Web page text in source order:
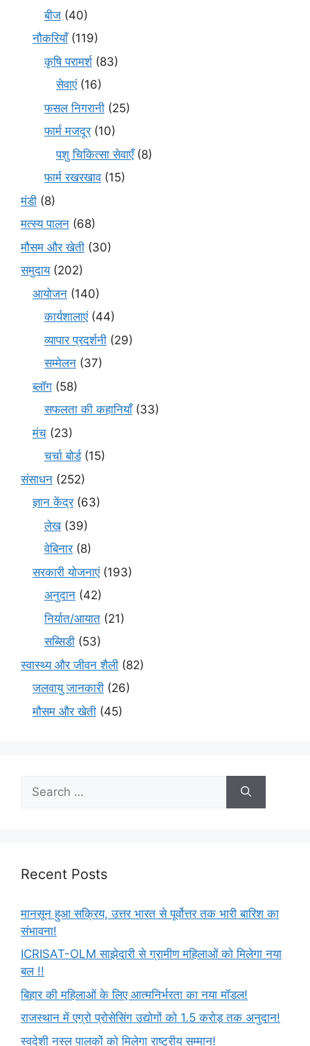
बीज (40)
नौकरियाँ(119)
कृषि परामर्श(83)
सेवाएं(16)
फसल निगरानी (25)
फार्म मजदूर(10)
पशु चिकित्सा सेवाएँ(8)
फार्म रखरखाव(15)
मंडी (8)
मत्स्य पालन (68)
मौसम और खेती (30)
समुदाय(202)
आयोजन (140)
कार्यशालाएं(44)
व्यापार प्रदर्शनी (29)
सम्मेलन (37)
ब्लॉग (58)
सफलता की कहानियाँ(33)
मंच (23)
चर्चा बोर्ड(15)
संसाधन (252)
ज्ञान केंद्र(63)
लेख(39)
वेबिनार(8)
सरकारी योजनाएं(193)
अनुदान (42)
निर्यात/आयात (21)
सब्सिडी (53)
स्वास्थ्य और जीवन शैली (82)
जलवायु जानकारी (26)
मौसम और खेती (45)
Recent Posts
मानसून हुआ सक्रिय, उत्तर भारत से पूर्वोत्तर तक भारी बारिश का
संभावना!
ICRISAT-OLM साझेदारी से ग्रामीण महिलाओं को मिलेगा नया
बल !!
बिहार की महिलाओं के लिए आत्मनिर्भरता का नया मॉडल!
राजस्थान में एग्रो प्रोसेसिंग उद्योगों को 1.5 करोड़ तक अनुदान!
स्वदेशी नस्ल पालकों को मिलेगा राष्ट्रीय सम्मान!